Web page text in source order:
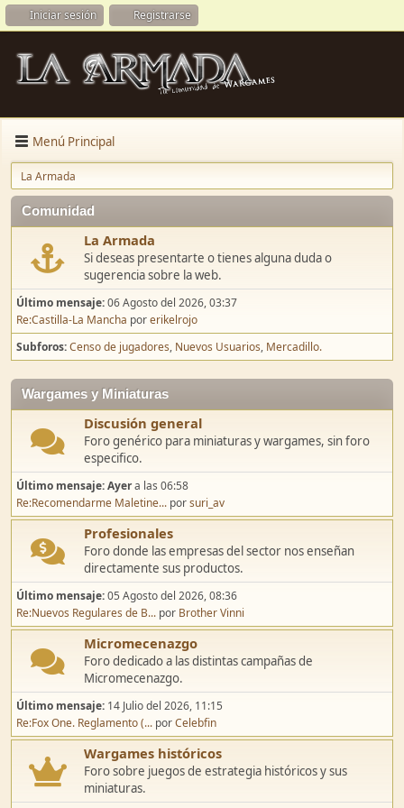
Iniciar sesión Registrarse
Menú Principal
La Armada
Comunidad
La Armada
Si deseas presentarte o tienes alguna duda o
sugerencia sobre la web.
Último mensaje:06 Agosto del 2026, 03:37
Re:Castilla-La Mancha porerikelrojo
Subforos Censo de jugadores Nuevos Usuarios Mercadillo.
Wargames y Miniaturas
Discusión general
Foro genérico para miniaturas y wargames, sin foro
especifico.
Último mensaje:Ayera las 06:58
Re:Recomendarme Maletine... porsuri_av
Profesionales
Foro donde las empresas del sector nos enseñan
directamente sus productos.
Último mensaje:05 Agosto del 2026, 08:36
Re:Nuevos Regulares de B... por Brother Vinni
Micromecenazgo
Foro dedicado a las distintas campañas de
Micromecenazgo.
Último mensaje: 14 Julio del 2026, 11:15
Re:Fox One. Reglamento (... porCelebfin
Wargames históricos
Foro sobre juegos de estrategia históricos y sus
miniaturas.